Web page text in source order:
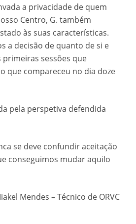
a privacidade de quem
Centro, G. também
às suas características.
a decisão de quanto de si e
sessões que
que compareceu no dia doze
pela perspetiva defendida
se deve confundir aceitação
conseguimos mudar aquilo
Mendes – Técnico de ORVC